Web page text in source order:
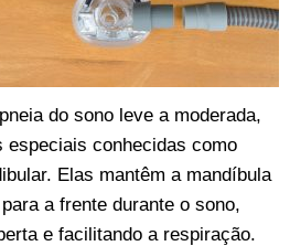
do sono leve a moderada,
especiais conhecidas como
Elas mantêm a mandíbula
a frente durante o sono,
e facilitando a respiração.